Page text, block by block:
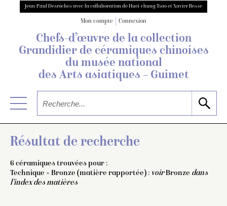
Jean-Paul Desroches avec la collaboration de Huei-chung Tsao et Xavier Besse
Mon compte Connexion
Chefs-d’œuvre de la collection
Grandidierde céramiques chinoises
du musée national
des Arts asiatiques – Guimet
Résultat de recherche
6 céramiques trouvées pour :
Technique = Bronze (matière rapportée) : voirBronze dans
l’index des matières